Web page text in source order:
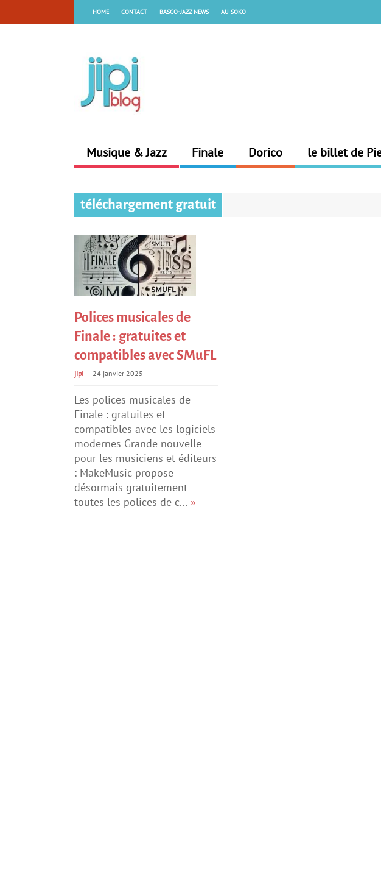
HOME CONTACT BASCO-JAZZ NEWS AU SOKO
Musique & Jazz Finale Dorico le billet de
téléchargement gratuit
Polices musicales de
Finale : gratuites et
compatibles avec SMuFL
jipi 24 janvier 2025
Les polices musicales de
Finale : gratuites et
compatibles avec les logiciels
modernes Grande nouvelle
pour les musiciens et éditeurs
: MakeMusic propose
désormais gratuitement
toutes les polices de c... »